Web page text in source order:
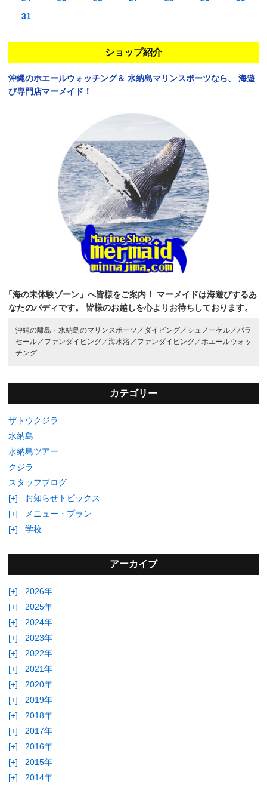
31
ショップ紹介
沖縄のホエールウォッチング＆ 水納島マリンスポーツなら、
海遊
び専門店マーメイド！
「海の未体験ゾーン」へ皆様をご案内！
マーメイドは海遊びするあ
なたのバディです。
皆様のお越しを心よりお待ちしております。
沖縄の離島・水納島のマリンスポーツ／ ダイビング／ シュノーケル／ パラ
セール／ ファンダイビング／海水浴／ ファンダイビング／ ホエールウォッ
チング
カテゴリー
ザトウクジラ
水納島
水納島ツアー
クジラ
スタッフブログ
[+]
お知らせトピックス
[+]
メニュー・プラン
[+]
学校
アーカイブ
[+]
2026年
[+]
2025年
[+]
2024年
[+]
2023年
[+]
2022年
[+]
2021年
[+]
2020年
[+]
2019年
[+]
2018年
[+]
2017年
[+]
2016年
[+]
2015年
[+]
2014年